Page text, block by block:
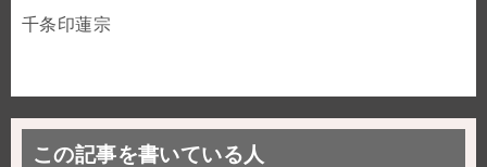
千条印蓮宗
この記事を書いている人